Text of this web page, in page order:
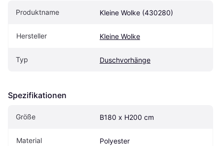
Produktname Kleine Wolke (430280)
Hersteller Kleine Wolke
Typ Duschvorhänge
Spezifikationen
Größe B180 x H200 cm
Material Polyester